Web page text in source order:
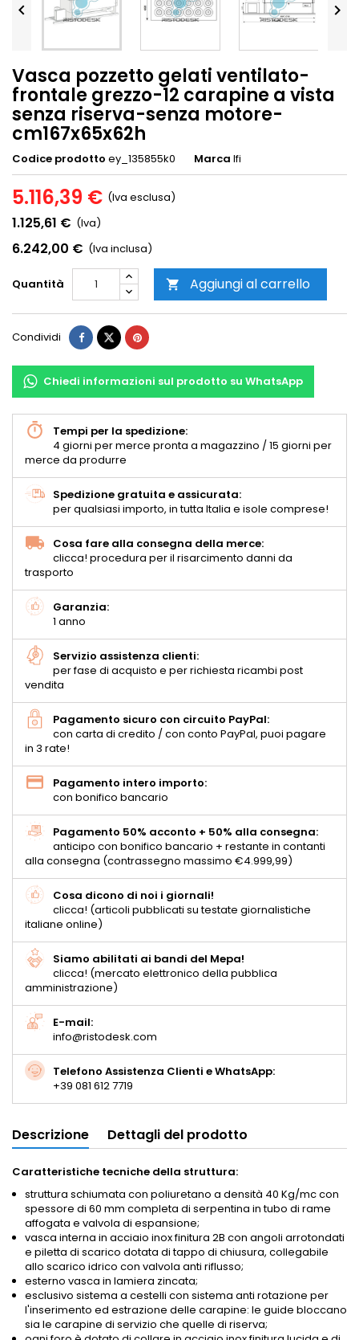
 
Vasca pozzetto gelati ventilato-
frontale grezzo-12 carapine a vista
senza riserva-senza motore-
cm167x65x62h
Codice prodotto ey_135855k0 Marca Ifi
5.116,39 € (Iva esclusa)
1.125,61 € (Iva)
6.242,00 € (Iva inclusa)
Quantità  Aggiungi al carrello
Condividi
Chiedi informazioni sul prodotto su WhatsApp
Tempi per la spedizione:
4 giorni per merce pronta a magazzino / 15 giorni per
merce da produrre
Spedizione gratuita e assicurata:
per qualsiasi importo, in tutta Italia e isole comprese!
Cosa fare alla consegna della merce:
clicca! procedura per il risarcimento danni da
trasporto
Garanzia:
1 anno
Servizio assistenza clienti:
per fase di acquisto e per richiesta ricambi post
vendita
Pagamento sicuro con circuito PayPal:
con carta di credito / con conto PayPal, puoi pagare
in 3 rate!
Pagamento intero importo:
con bonifico bancario
Pagamento 50% acconto + 50% alla consegna:
anticipo con bonifico bancario + restante in contanti
alla consegna (contrassegno massimo €4.999,99)
Cosa dicono di noi i giornali!
clicca! (articoli pubblicati su testate giornalistiche
italiane online)
Siamo abilitati ai bandi del Mepa!
clicca! (mercato elettronico della pubblica
amministrazione)
E-mail:
info@ristodesk.com
Telefono Assistenza Clienti e WhatsApp:
+39 081 612 7719
Descrizione Dettagli del prodotto
Caratteristiche tecniche della struttura:
struttura schiumata con poliuretano a densità 40 Kg/mc con
spessore di 60 mm completa di serpentina in tubo di rame
affogata e valvola di espansione;
vasca interna in acciaio inox finitura 2B con angoli arrotondati
e piletta di scarico dotata di tappo di chiusura, collegabile
allo scarico idrico con valvola anti riflusso;
esterno vasca in lamiera zincata;
esclusivo sistema a cestelli con sistema anti rotazione per
l'inserimento ed estrazione delle carapine: le guide bloccano
sia le carapine di servizio che quelle di riserva;